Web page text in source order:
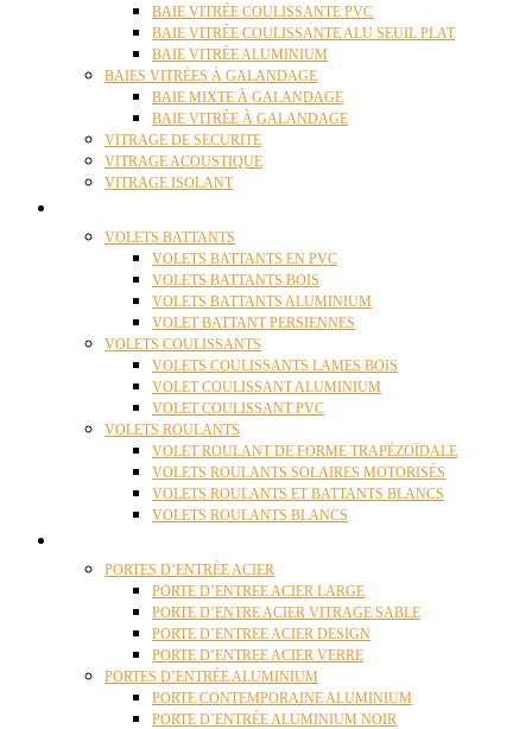
BAIE VITRÉE COULISSANTE PVC
BAIE VITRÉE COULISSANTE ALU SEUIL PLAT
BAIE VITRÉE ALUMINIUM
BAIES VITRÉES À GALANDAGE
BAIE MIXTE À GALANDAGE
BAIE VITRÉE À GALANDAGE
VITRAGE DE SECURITE
VITRAGE ACOUSTIQUE
VITRAGE ISOLANT
VOLETS BATTANTS
VOLETS BATTANTS EN PVC
VOLETS BATTANTS BOIS
VOLETS BATTANTS ALUMINIUM
VOLET BATTANT PERSIENNES
VOLETS COULISSANTS
VOLETS COULISSANTS LAMES BOIS
VOLET COULISSANT ALUMINIUM
VOLET COULISSANT PVC
VOLETS ROULANTS
VOLET ROULANT DE FORME TRAPÉZOÏDALE
VOLETS ROULANTS SOLAIRES MOTORISÉS
VOLETS ROULANTS ET BATTANTS BLANCS
VOLETS ROULANTS BLANCS
PORTES D’ENTRÉE ACIER
PORTE D’ENTREE ACIER LARGE
PORTE D’ENTRE ACIER VITRAGE SABLE
PORTE D’ENTREE ACIER DESIGN
PORTE D’ENTREE ACIER VERRE
PORTES D’ENTRÉE ALUMINIUM
PORTE CONTEMPORAINE ALUMINIUM
PORTE D’ENTRÉE ALUMINIUM NOIR